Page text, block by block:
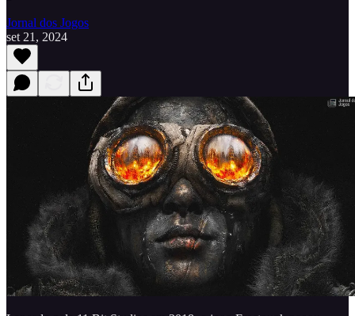
Jornal dos Jogos
set 21, 2024